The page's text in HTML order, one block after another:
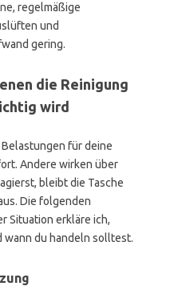
regelmäßige
und
gering.
die Reinigung
wird
für deine
Andere wirken über
bleibt die Tasche
Die folgenden
Situation erkläre ich,
wann du handeln solltest.